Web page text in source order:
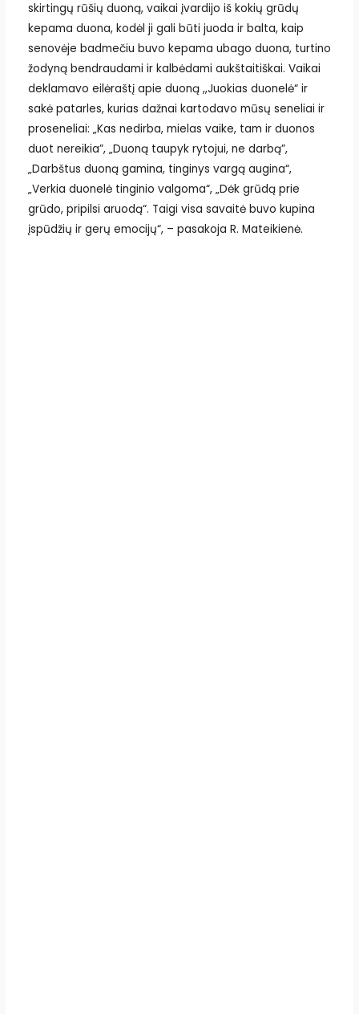
skirtingų rūšių duoną, vaikai įvardijo iš kokių grūdų
kepama duona, kodėl ji gali būti juoda ir balta, kaip
senovėje badmečiu buvo kepama ubago duona, turtino
žodyną bendraudami ir kalbėdami aukštaitiškai. Vaikai
deklamavo eilėraštį apie duoną ,,Juokias duonelė“ ir
sakė patarles, kurias dažnai kartodavo mūsų seneliai ir
proseneliai: „Kas nedirba, mielas vaike, tam ir duonos
duot nereikia”, „Duoną taupyk rytojui, ne darbą”,
„Darbštus duoną gamina, tinginys vargą augina“,
„Verkia duonelė tinginio valgoma“, „Dėk grūdą prie
grūdo, pripilsi aruodą“. Taigi visa savaitė buvo kupina
įspūdžių ir gerų emocijų“, – pasakoja R. Mateikienė.